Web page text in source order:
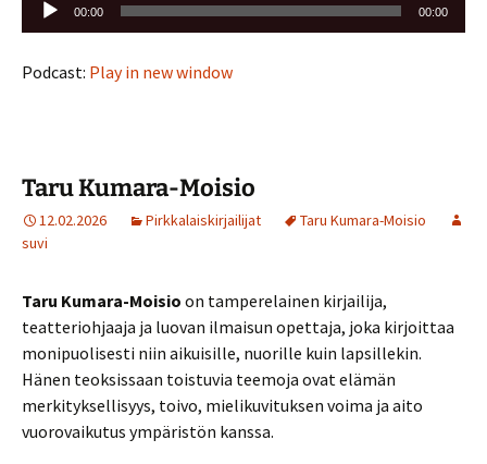
00:00 00:00
Podcast: Play in new window
Taru Kumara-Moisio
12.02.2026 Pirkkalaiskirjailijat
Taru Kumara-Moisio
suvi
Taru Kumara-Moisio on tamperelainen kirjailija,
teatteriohjaaja ja luovan ilmaisun opettaja, joka kirjoittaa
monipuolisesti niin aikuisille, nuorille kuin lapsillekin.
Hänen teoksissaan toistuvia teemoja ovat elämän
merkityksellisyys, toivo, mielikuvituksen voima ja aito
vuorovaikutus ympäristön kanssa.